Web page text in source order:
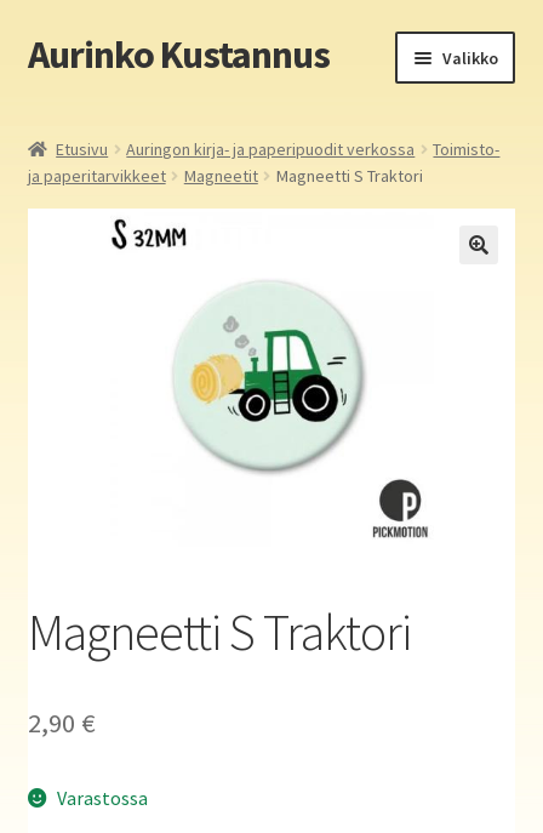
Siirry
navigointiin
Siirry
sisältöön
Aurinko Kustannus Valikko
Yritys
Aurinko Kustannus: kirjat
Auringon kirja- ja paperipuodit verkossa
Etusivu Auringon kirja- ja paperipuodit verkossa
Toimisto-
ja paperitarvikkeet
Magneetit Magneetti S Traktori
Magneetti S Traktori
2,90 €
Varastossa